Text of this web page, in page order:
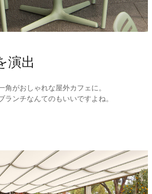
演出
角がおしゃれな屋外カフェに。
ランチなんてのもいいですよね。